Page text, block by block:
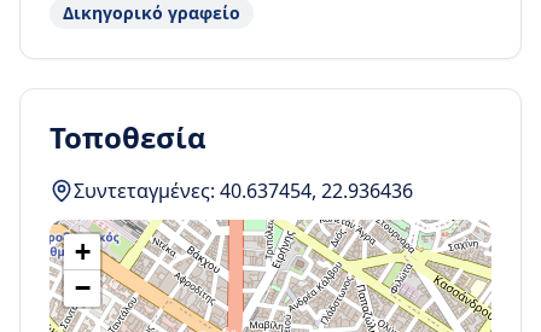
Δικηγορικό γραφείο
Τοποθεσία
Συντεταγμένες: 40.637454, 22.936436
+
−